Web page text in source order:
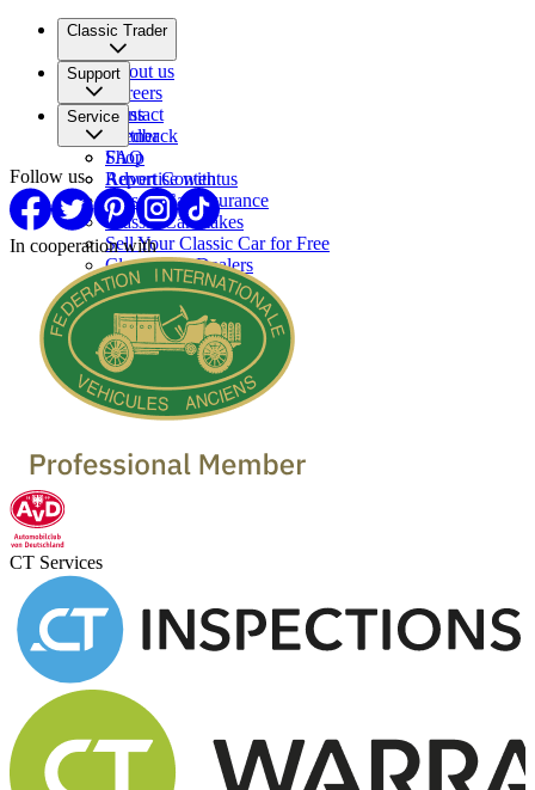
Classic Trader
About us
Careers
Press
Partner
Support
Contact
Feedback
FAQ
Report Content
Service
Shop
Advertise with us
Classic Car Insurance
Classic Car makes
Sell Your Classic Car for Free
Classic Car Dealers
Follow us
In cooperation with
CT Services